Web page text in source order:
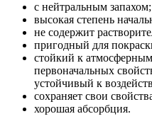
с нейтральным запахом;
высокая степень
не содержит
пригодный для
стойкий к
первоначальных
устойчивый к
сохраняет свои
хорошая абсорбция.